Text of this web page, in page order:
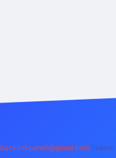
backlinkpaneli@gmail.com Teams: